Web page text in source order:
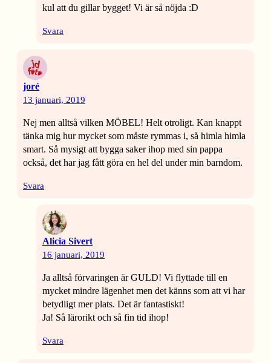
kul att du gillar bygget! Vi är så nöjda :D
Svara
joré
13 januari, 2019
Nej men alltså vilken MÖBEL! Helt otroligt. Kan knappt
tänka mig hur mycket som måste rymmas i, så himla himla
smart. Så mysigt att bygga saker ihop med sin pappa
också, det har jag fått göra en hel del under min barndom.
Svara
Alicia Sivert
16 januari, 2019
Ja alltså förvaringen är GULD! Vi flyttade till en
mycket mindre lägenhet men det känns som att vi har
betydligt mer plats. Det är fantastiskt!
Ja! Så lärorikt och så fin tid ihop!
Svara